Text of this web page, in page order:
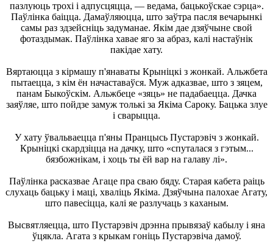
пазлуюць трохі і адпусцяцца, — ведама, бацькоўскае сэрца».
Паўлінка баіцца. Дамаўляюцца, што заўтра пасля вечарынкі
самы раз здзейсніць задуманае. Якім дае дзяўчыне свой
фотаздымак. Паўлінка хавае яго за абраз, калі настаўнік
пакідае хату.
Вяртаюцца з кірмашу п'янаваты Крыніцкі з жонкай. Альжбета
пытаецца, з кім ён начаставаўся. Муж адказвае, што з зяцем,
панам Быкоўскім. Альжбеце «зяць» не падабаецца. Дачка
заяўляе, што пойдзе замуж толькі за Якіма Сароку. Бацька злуе
і сварыцца.
У хату ўвальваецца п'яны Пранцысь Пустарэвіч з жонкай.
Крыніцкі скардзіцца на дачку, што «спуталася з гэтым...
бязбожнікам, і хоць ты ёй вар на галаву лі».
Паўлінка расказвае Агаце пра сваю бяду. Старая кабета раіць
слухаць бацьку і маці, хваліць Якіма. Дзяўчына палохае Агату,
што павесіцца, калі яе разлучаць з каханым.
Высвятляецца, што Пустарэвіч дрэнна прывязаў кабылу і яна
ўцякла. Агата з крыкам гоніць Пустарэвіча дамоў.